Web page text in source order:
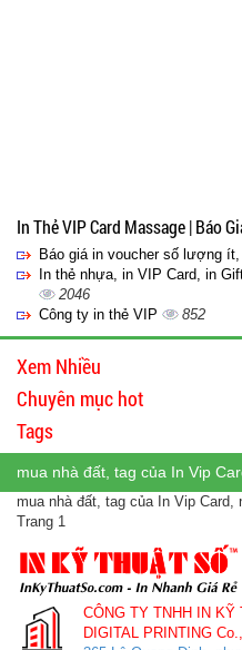
In Thẻ VIP Card Massage | Báo
Báo giá in voucher số lượng
In thẻ nhựa, in VIP Card, in
2046
Công ty in thẻ VIP
852
Xem Nhiều
Chuyên mục hot
Tags
mua nhà đất, tag của In Vip
mua nhà đất, tag của In Vip
Trang 1
CÔNG TY TNHH IN KỸ
DIGITAL PRINTING